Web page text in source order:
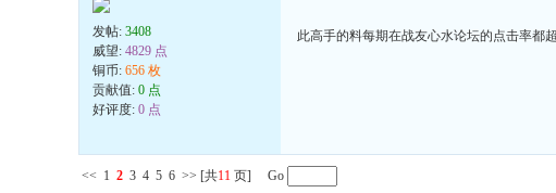
发帖: 3408
威望: 4829 点
铜币: 656 枚
贡献值: 0 点
好评度: 0 点
此高手的料每期在战友心水论坛的点击率都
<< 1 2 3 4 5 6 >> [共11 页] Go